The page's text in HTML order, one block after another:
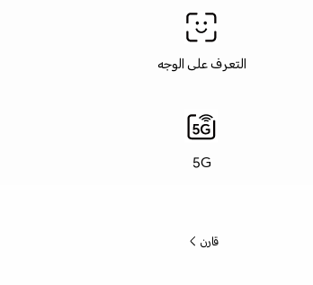
التعرف على الوجه
5G
قارن